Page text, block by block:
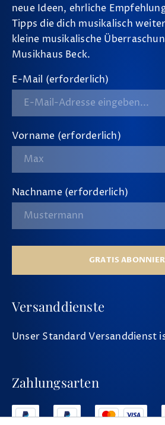
neue Ideen, ehrliche
Tipps die dich musikalisch
kleine musikalische
Musikhaus Beck.
E-Mail (erforderlich)
Vorname (erforderlich)
Nachname (erforderlich)
GRATIS
Versanddienste
Unser Standard Versanddienst
Zahlungsarten